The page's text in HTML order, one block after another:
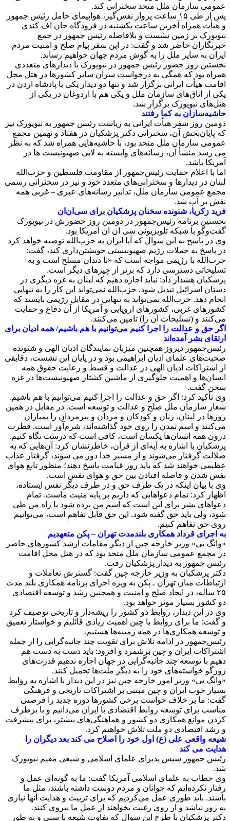
عمومی سازمان ملل متحد سخنرانی کند.
پس از طی ۱۵ ساعت پرواز نفس‌گیر، هواپیمای حامل رئیس جمهور
و هیأت همراه آخرین ساعت یکشنبه در فرودگاه جان اف کندی
نیویورک بر زمین نشست و بلافاصله رئیس جمهور در جمع
خبرنگاران حاضر شد و گفت: در این سفر پیام صلح و امنیت مردم
ایران به سایر ملل را به گوش مردم جهان خواهیم رساند.
نخستین روز حضور رئیس جمهور در نیویورک با دیدارهای متعددی
همراه بود که همگی به درخواست سران سایر کشورها در هتل محل
اقامت هیأت ایرانی برگزار شد و تنها دو دیدار یکی با پادشاه اردن در
یکی از اتاق‌های سازمان ملل و یکی هم با اردوغان در یکی از
هتل‌های نیویورک برگزار شد.
حاشیه‌سازان به کما رفتند
دومین روز سفر هیأت ایرانی به ریاست رئیس جمهور به نیویورک نیز
که پایان‌بخش آن، سخنرانی دکتر پزشکیان در هفتاد و نهمین مجمع
عمومی سازمان ملل متحد بود، با حاشیه‌هایی همراه شد که به نظر
می رسد منشأ آن، رسانه‌های وابسته به لابی صهیونیست ها در
آمریکا باشد.
اما با اعلام حمایت رئیس‌جمهور از مقاومت فلسطین و حزب‌الله
لبنان در دیدارها و سخنرانی‌های متعدد خود و نیز در سخنرانی رسمی
مجمع عمومی سازمان ملل، تدابیر رسانه‌های عبری – غربی همه
نقش بر آب شد.
فرید زکریا، شنونده سخنان پزشکیان برای سی‌ان‌ان
نخستین برنامه رئیس‌جمهور در دومین روز حضورش در نیویورک
گفت‌وگو با شبکه تلویزیونی سی ان ان آمریکا بود.
وی در پاسخ به این سوال که آیا ایران به حزب‌الله توصیه خواهد کرد
در پاسخ به حملات رژیم صهیونیستی خویشتن‌داری کند، گفت:
حزب‌الله با رژیمی مواجه است که «تا دندان مسلح است و به
تسلیحاتی دسترسی دارد که برتر از چیزهای دیگر است.
پزشکیان هشدار داد: نباید اجازه دهیم که لبنان به غزه دیگری در
دستان اسرائیل تبدیل شود. حزب‌الله نمی‌تواند این کار را به تنهایی
انجام دهد. حزب‌الله نمی‌تواند به تنهایی در مقابل رژیمی بایستد که
کشورهای غربی، کشورهای اروپایی و آمریکا از آن دفاع و حمایت
می‌کنند و (تسلیحات آن را) تامین می‌کنند.
اگر حق و عدالت را اجرا کنیم می‌توانیم با هم باشیم/ همه ادیان برای
ارتقای بشر آمده‌اند
رئیس‌جمهور دیروز همچنین میزبان نمایندگان ادیان الهی و شنونده
صحبت‌های علمای ادیان ابراهیمی بود و در پایان این نشست، دقایقی
از اشتراکات ادیان الهی در عدالت و قسط و رعایت حقوق همه
انسان‌ها و اهمیت جلوگیری از ماشین کشتار صهیونیست‌ها در غزه
سخن گفت.
وی تأکید کرد: اگر حق و عدالت را اجرا کنیم می‌توانیم با هم باشیم.
شعار سازمان ملل صلح و عدالت و توسعه است. در مقابل در همین
روزها در لبنان، زنان و کودکان و مردان و پیرمردان را بمباران
می‌کنند و اسم تمدن را روی خود گذاشته‌اند، شرم‌آور است. فطرت
درون همه انسان‌ها یکسان است، کافی است که درست نگاه کنیم.
پزشکیان با اشاره به آیه‌ای از قرآن، خاطرنشان کرد: آن‌هایی که به
ضلالت گرفتار می‌شوند و از مسیر خدا دور می شوند، گرفتار عذاب
عظیمی خواهند شد که باید روز قیامت پاسخ دهند؛ منظور تابع هوای
نفس شدن و فاصله افتادن بین حق و هوای نفس است.
وی با بیان اینکه در یک طرف حق و در طرف دیگر نفس ایستاده،
اظهار کرد: تمام دعواهایی که داریم بر پایه منیت ماست. تمام
دعواهای بشر برای این است که اسم من برده شود یا راه من طی
شود، ولی باید حق گفته شود. این حق قابل تفاهم است، می‌توانیم
روی حق تفاهم کنیم.
به اجرای قرداد همکاری بلندمدت تهران – پکن متعهدیم
«وانگ یی» وزیر خارجه چین از دیگر مقامات ارشد کشورهای حاضر
در مجمع عمومی سازمان ملل متحد بود که در هتل محل اقامت
رئیس جمهور به دیدار پزشکیان رفت.
دکتر پزشکیان به وزیر خارجه چین گفت: گسترش تعاملات و
ارتباطات میان تهران ـ پکن به ویژه اجرای برنامه همکاری بلند مدت
۲۵ ساله، در ایجاد صلح و امنیت و همچنین رشد و توسعه اقتصادی
دو کشور بسیار موثر خواهد بود.
وی در این دیدار، روابط دو کشور را ریشه‌دار و تاریخی توصیف کرد
و گفت: ما برای روابط با چین اهمیت زیادی قائلیم و خواستار تعمیق
و توسعه همکاری‌ها در همه زمینه‌ها هستیم.
رئیس‌جمهور در ادامه تلاش برای تقویت چند جانبه‌گرایی را از جمله
اشتراکات ایران و چین برشمرد و افزود: باید دست به دست هم
دهیم با توسعه چند جانبه‌گرایی در جهان اجازه ندهیم قدرت‌های
زورگو خواسته‌های خود را به دیگر ملت‌ها تحمیل کنند.
«وانگ یی» وزیر امور خارجه چین نیز در این دیدار با اشاره به روابط
بسیار خوب ایران و چین مبتنی بر اشتراکات تاریخی و فرهنگی
گفت: ما بر خلاف خواست برخی کشورها دوره جدید را فرصتی
مناسب برای توسعه روابط اقتصادی با ایران می‌دانیم و با برطرف
کردن موانع همکاری دو کشور و هماهنگی‌های بیشتر، برای پیشرفت
و رشد اقتصادی دو ملت تلاش خواهیم کرد.
شیعه واقعی علی (ع) اول خود را اصلاح می کند بعد دیگران را
هدایت می کند
رئیس جمهور سپس پذیرای علمای اسلامی و شیعی مقیم نیویورک
شد.
وی خطاب به علمای اسلامی آمریکا گفت: ما به گونه‌ای عمل و
رفتار نکرده‌ایم که جوانان و مردم دوست داشته باشند، مثل ما
باشند. باید طوری عمل می‌کردیم که برای تربیت و هدایت آنها نیازی
به زور نباشد و از روی رغبت بخواهند از عمل ما پیروی کنند.
دکتر پزشکیان با طرح این سوال که تفاوت شیعه با سنی و به طور